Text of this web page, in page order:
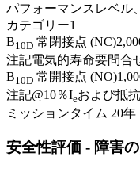
パフォーマンスレベル
カテゴリー1
B10D 常閉接点 (NC)
注記電気的寿命要問合
B10D 常開接点 (NO)
注記@10％Ieおよび抵
ミッションタイム 20年
安全性評価 - 障害